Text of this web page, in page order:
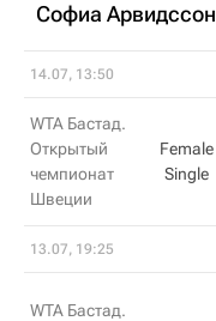
Софиа Арвидссон
14.07, 13:50
WTA Бастад.
Открытый
чемпионат
Швеции
Female
Single
13.07, 19:25
WTA Бастад.